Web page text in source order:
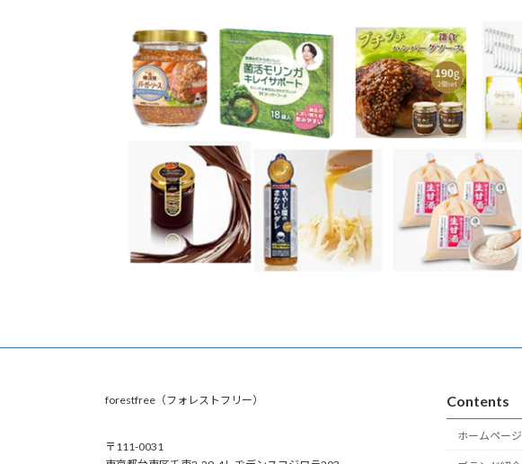
forestfree（フォレストフリー）
〒111-0031
Contents
ホームページ